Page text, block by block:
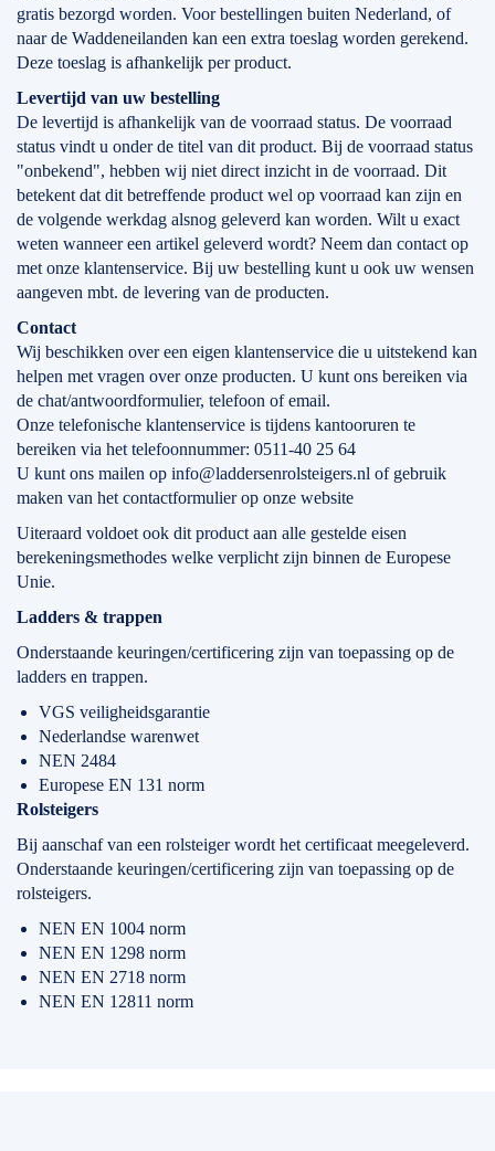
gratis bezorgd worden. Voor bestellingen buiten Nederland, of
naar de Waddeneilanden kan een extra toeslag worden gerekend.
Deze toeslag is afhankelijk per product.
Levertijd van uw bestelling
De levertijd is afhankelijk van de voorraad status. De voorraad
status vindt u onder de titel van dit product. Bij de voorraad status
"onbekend", hebben wij niet direct inzicht in de voorraad. Dit
betekent dat dit betreffende product wel op voorraad kan zijn en
de volgende werkdag alsnog geleverd kan worden. Wilt u exact
weten wanneer een artikel geleverd wordt? Neem dan contact op
met onze klantenservice. Bij uw bestelling kunt u ook uw wensen
aangeven mbt. de levering van de producten.
Contact
Wij beschikken over een eigen klantenservice die u uitstekend kan
helpen met vragen over onze producten. U kunt ons bereiken via
de chat/antwoordformulier, telefoon of email.
Onze telefonische klantenservice is tijdens kantooruren te
bereiken via het telefoonnummer: 0511-40 25 64
U kunt ons mailen op info@laddersenrolsteigers.nl of gebruik
maken van het contactformulier op onze website
Uiteraard voldoet ook dit product aan alle gestelde eisen
berekeningsmethodes welke verplicht zijn binnen de Europese
Unie.
Ladders & trappen
Onderstaande keuringen/certificering zijn van toepassing op de
ladders en trappen.
VGS veiligheidsgarantie
Nederlandse warenwet
NEN 2484
Europese EN 131 norm
Rolsteigers
Bij aanschaf van een rolsteiger wordt het certificaat meegeleverd.
Onderstaande keuringen/certificering zijn van toepassing op de
rolsteigers.
NEN EN 1004 norm
NEN EN 1298 norm
NEN EN 2718 norm
NEN EN 12811 norm